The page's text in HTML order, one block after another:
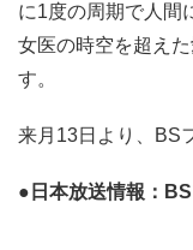
に1度の周期で人間
女医の時空を超え
す。
来月13日より、BS
●日本放送情報：